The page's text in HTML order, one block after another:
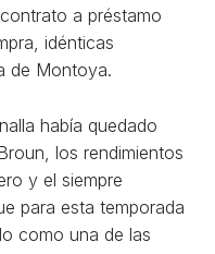
a préstamo
idénticas
de Montoya.
había quedado
los rendimientos
y el siempre
para esta temporada
como una de las